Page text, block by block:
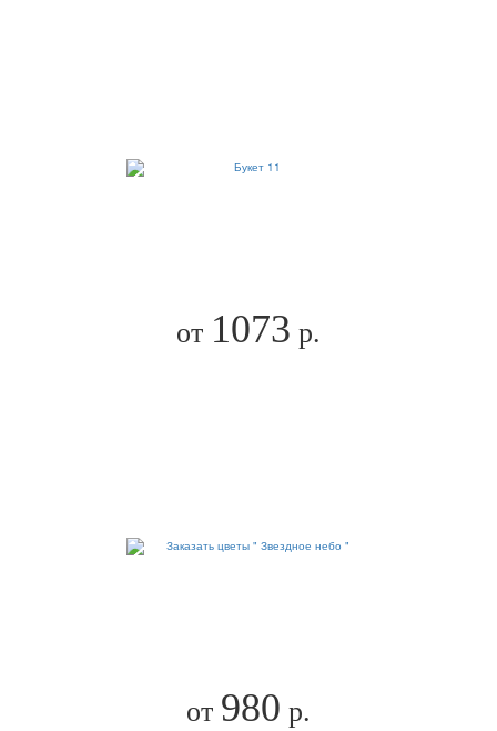
от 1073 р.
от 980 р.